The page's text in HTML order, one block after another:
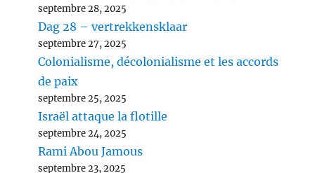
septembre 28, 2025
Dag 28 – vertrekkensklaar
septembre 27, 2025
Colonialisme, décolonialisme et les accords
de paix
septembre 25, 2025
Israël attaque la flotille
septembre 24, 2025
Rami Abou Jamous
septembre 23, 2025